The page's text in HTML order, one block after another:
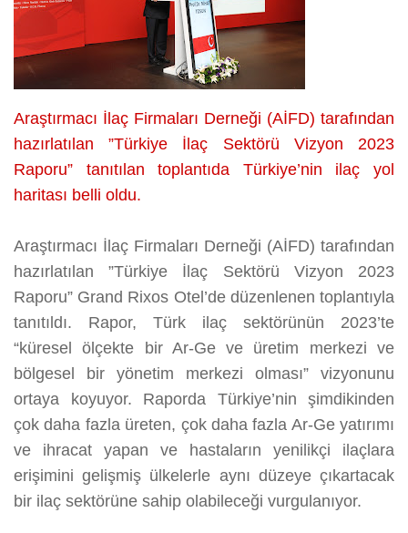
Araştırmacı İlaç Firmaları Derneği (AİFD) tarafından
hazırlatılan ”Türkiye İlaç Sektörü Vizyon 2023
Raporu” tanıtılan toplantıda Türkiye’nin ilaç yol
haritası belli oldu.
Araştırmacı İlaç Firmaları Derneği (AİFD) tarafından
hazırlatılan ”Türkiye İlaç Sektörü Vizyon 2023
Raporu” Grand Rixos Otel’de düzenlenen toplantıyla
tanıtıldı. Rapor, Türk ilaç sektörünün 2023’te
“küresel ölçekte bir Ar-Ge ve üretim merkezi ve
bölgesel bir yönetim merkezi olması” vizyonunu
ortaya koyuyor. Raporda Türkiye’nin şimdikinden
çok daha fazla üreten, çok daha fazla Ar-Ge yatırımı
ve ihracat yapan ve hastaların yenilikçi ilaçlara
erişimini gelişmiş ülkelerle aynı düzeye çıkartacak
bir ilaç sektörüne sahip olabileceği vurgulanıyor.